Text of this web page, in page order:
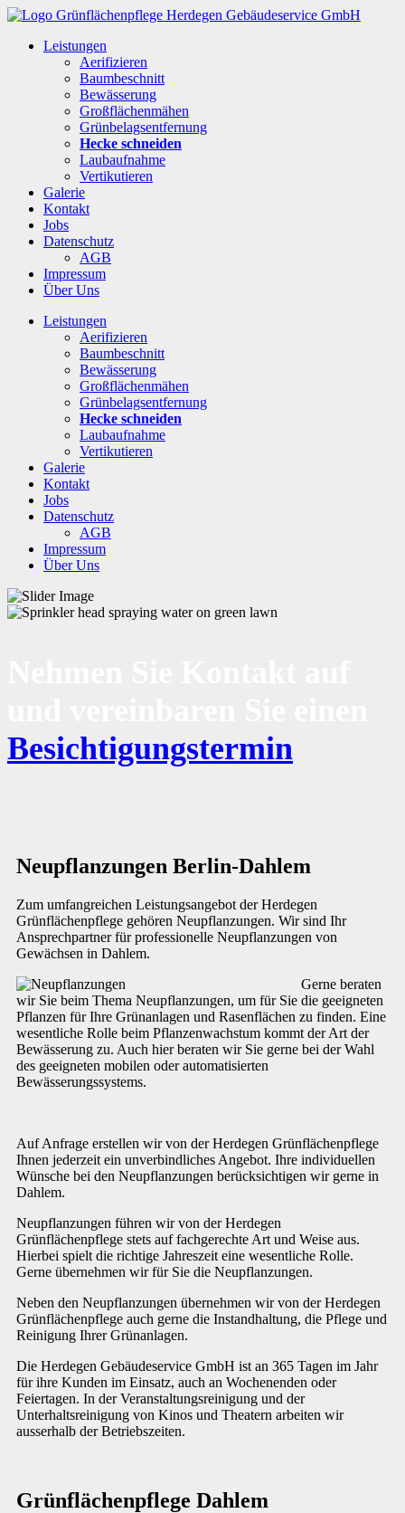
Leistungen
Aerifizieren
Baumbeschnitt
Bewässerung
Großflächenmähen
Grünbelagsentfernung
Hecke schneiden
Laubaufnahme
Vertikutieren
Galerie
Kontakt
Jobs
Datenschutz
AGB
Impressum
Über Uns
Leistungen
Aerifizieren
Baumbeschnitt
Bewässerung
Großflächenmähen
Grünbelagsentfernung
Hecke schneiden
Laubaufnahme
Vertikutieren
Galerie
Kontakt
Jobs
Datenschutz
AGB
Impressum
Über Uns
Besichtigungstermin
Neupflanzungen Berlin-Dahlem
Zum umfangreichen Leistungsangebot der Herdegen
Grünflächenpflege gehören Neupflanzungen. Wir sind Ihr
Ansprechpartner für professionelle Neupflanzungen von
Gewächsen in Dahlem.
Gerne beraten
wir Sie beim Thema Neupflanzungen, um für Sie die geeigneten
Pflanzen für Ihre Grünanlagen und Rasenflächen zu finden. Eine
wesentliche Rolle beim Pflanzenwachstum kommt der Art der
Bewässerung zu. Auch hier beraten wir Sie gerne bei der Wahl
des geeigneten mobilen oder automatisierten
Bewässerungssystems.
Auf Anfrage erstellen wir von der Herdegen Grünflächenpflege
Ihnen jederzeit ein unverbindliches Angebot. Ihre individuellen
Wünsche bei den Neupflanzungen berücksichtigen wir gerne in
Dahlem.
Neupflanzungen führen wir von der Herdegen
Grünflächenpflege stets auf fachgerechte Art und Weise aus.
Hierbei spielt die richtige Jahreszeit eine wesentliche Rolle.
Gerne übernehmen wir für Sie die Neupflanzungen.
Neben den Neupflanzungen übernehmen wir von der Herdegen
Grünflächenpflege auch gerne die Instandhaltung, die Pflege und
Reinigung Ihrer Grünanlagen.
Die Herdegen Gebäudeservice GmbH ist an 365 Tagen im Jahr
für ihre Kunden im Einsatz, auch an Wochenenden oder
Feiertagen. In der Veranstaltungsreinigung und der
Unterhaltsreinigung von Kinos und Theatern arbeiten wir
ausserhalb der Betriebszeiten.
Grünflächenpflege Dahlem